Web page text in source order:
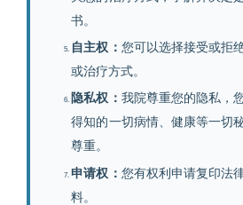
书。
自主权： 您可以选择接受或拒
或治疗方式。
隐私权： 我院尊重您的隐私，
得知的一切病情、健康等一切
尊重。
申请权： 您有权利申请复印法
料。